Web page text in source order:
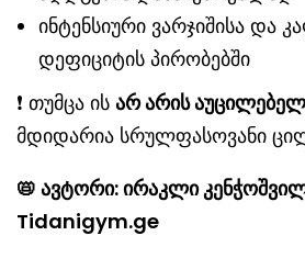
ინტენსიური ვარჯიშისა და
დეფიციტის პირობებში
❗ თუმცა ის არ არის
მდიდარია სრულფასოვანი
📛 ავტორი: ირაკლი
Tidanigym.ge